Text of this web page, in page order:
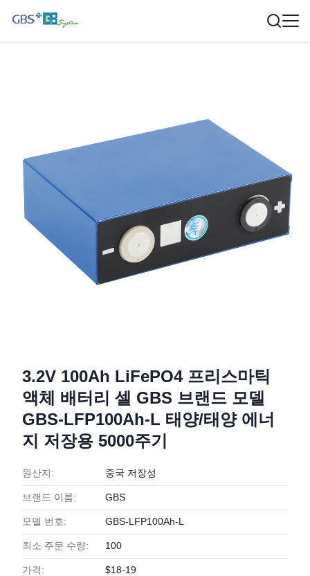
3.2V 100Ah LiFePO4 프리스마틱
액체 배터리 셀 GBS 브랜드 모델
GBS-LFP100Ah-L 태양/태양 에너
지 저장용 5000주기
원산지: 중국 저장성
브랜드 이름: GBS
모델 번호: GBS-LFP100Ah-L
최소 주문 수량: 100
가격: $18-19